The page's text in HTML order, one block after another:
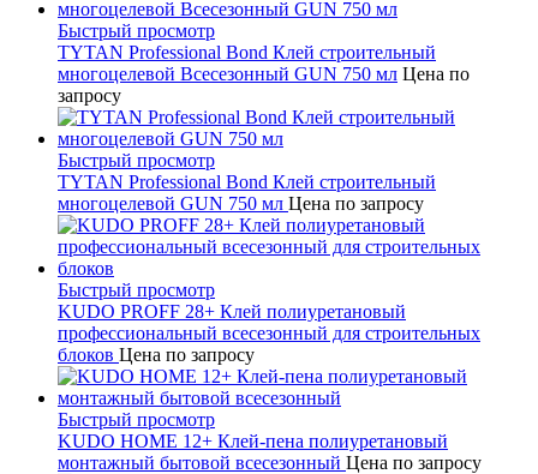
Быстрый просмотр
TYTAN Professional Bond Клей строительный
многоцелевой Всесезонный GUN 750 мл Цена по
запросу
Быстрый просмотр
TYTAN Professional Bond Клей строительный
многоцелевой GUN 750 мл Цена по запросу
Быстрый просмотр
KUDO PROFF 28+ Клей полиуретановый
профессиональный всесезонный для строительных
блоков Цена по запросу
Быстрый просмотр
KUDO НОМЕ 12+ Клей-пена полиуретановый
монтажный бытовой всесезонный Цена по запросу